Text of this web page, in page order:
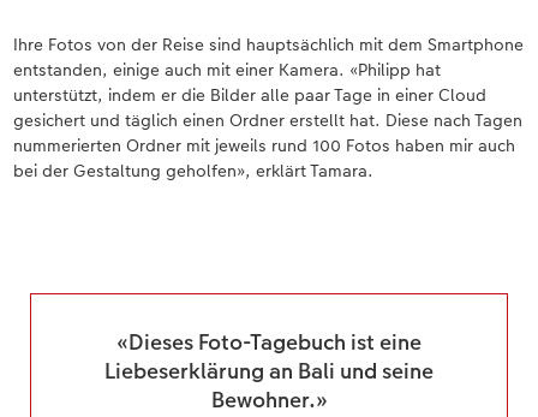
Ihre Fotos von der Reise sind hauptsächlich mit dem Smartphone
entstanden, einige auch mit einer Kamera. «Philipp hat
unterstützt, indem er die Bilder alle paar Tage in einer Cloud
gesichert und täglich einen Ordner erstellt hat. Diese nach Tagen
nummerierten Ordner mit jeweils rund 100 Fotos haben mir auch
bei der Gestaltung geholfen», erklärt Tamara.
«Dieses Foto-Tagebuch ist eine
Liebeserklärung an Bali und seine
Bewohner.»